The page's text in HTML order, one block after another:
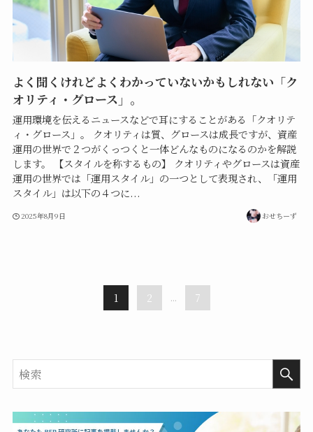
よく聞くけれどよくわかっていないかもしれない「ク
オリティ・グロース」。
運用環境を伝えるニュースなどで耳にすることがある「クオリテ
ィ・グロース」。 クオリティは質、グロースは成長ですが、資産
運用の世界で２つがくっつくと一体どんなものになるのかを解説
します。 【スタイルを称するもの】 クオリティやグロースは資産
運用の世界では「運用スタイル」の一つとして表現され、「運用
スタイル」は以下の４つに...
2025年8月9日 おせちーず
1 2 ... 7